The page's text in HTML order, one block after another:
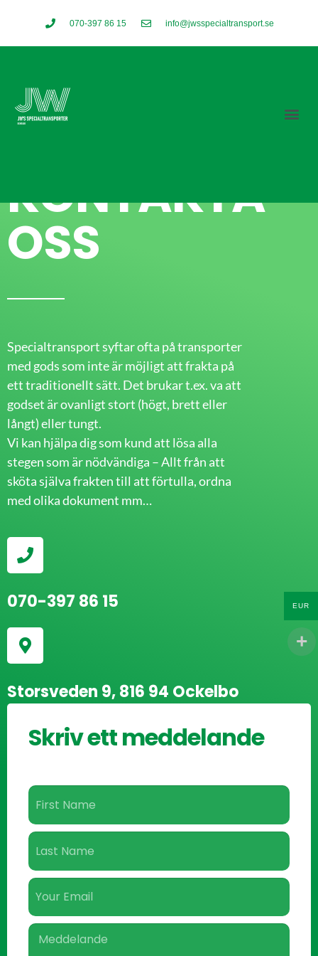
070-397 86 15 info@jwsspecialtransport.se
KONTAKTA
OSS​
Specialtransport syftar ofta på transporter
med gods som inte är möjligt att frakta på
ett traditionellt sätt. Det brukar t.ex. va att
godset är ovanligt stort (högt, brett eller
långt) eller tungt.
Vi kan hjälpa dig som kund att lösa alla
stegen som är nödvändiga – Allt från att
sköta själva frakten till att förtulla, ordna
med olika dokument mm…
070-397 86 15
Storsveden 9, 816 94 Ockelbo
Skriv ett meddelande
EUR